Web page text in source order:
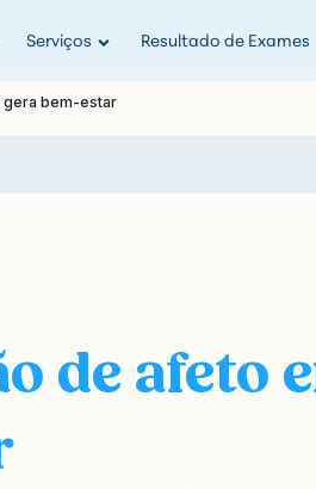
Serviços Resultado de Exames
gera bem-estar
de afeto